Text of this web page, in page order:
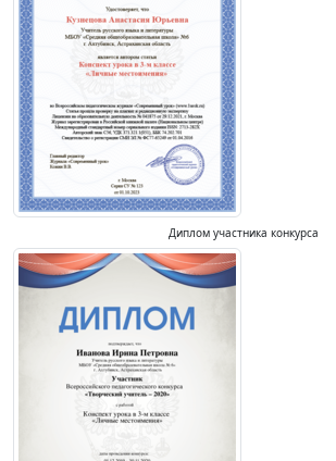
Диплом участника конкурса